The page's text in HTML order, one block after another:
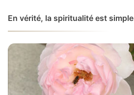
En vérité, la spiritualité est simple